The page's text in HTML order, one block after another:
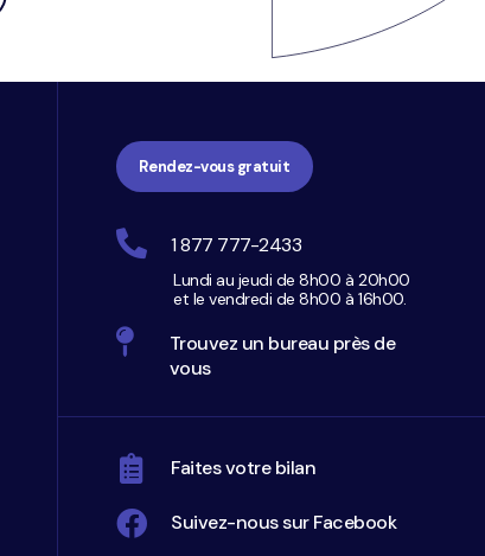
Rendez-vous gratuit
1 877 777-2433
Lundi au jeudi de 8h00 à 20h00
et le vendredi de 8h00 à 16h00.
Trouvez un bureau près de
vous
Faites votre bilan
Suivez-nous sur Facebook